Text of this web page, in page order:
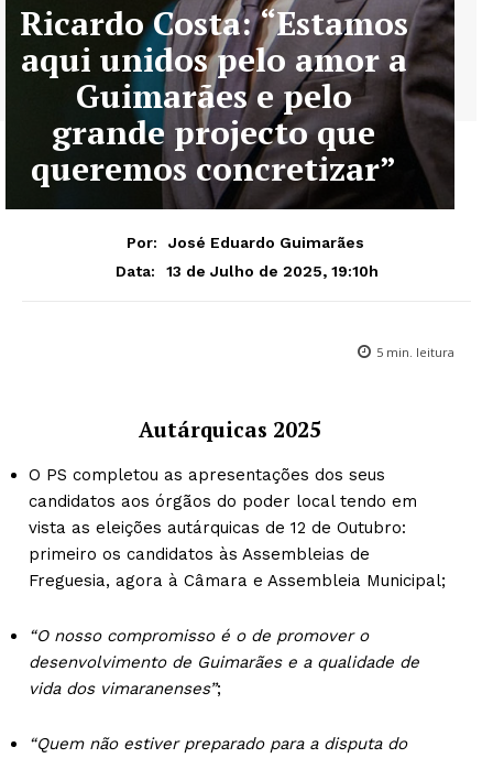
Ricardo Costa: “Estamos
aqui unidos pelo amor a
Guimarães e pelo
grande projecto que
queremos concretizar”
Por:
José Eduardo Guimarães
Data:
13 de Julho de 2025, 19:10h
5 min. leitura
Autárquicas 2025
O PS completou as apresentações dos seus
candidatos aos órgãos do poder local tendo em
vista as eleições autárquicas de 12 de Outubro:
primeiro os candidatos às Assembleias de
Freguesia, agora à Câmara e Assembleia Municipal;
“O nosso compromisso é o de promover o
desenvolvimento de Guimarães e a qualidade de
vida dos vimaranenses”;
“Quem não estiver preparado para a disputa do